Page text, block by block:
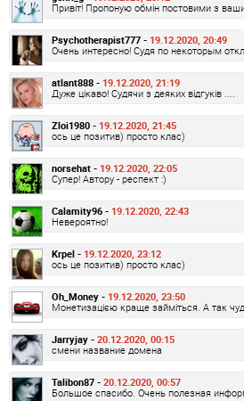
Привіт! Пропоную обмін постовими з
Psychotherapist777 - 19.12.2020, 20:49
Очень интересно! Судя по некоторым
atlant888 - 19.12.2020, 21:19
Дуже цікаво! Судячи з деяких відгуків ....
Zloi1980 - 19.12.2020, 21:45
ось це позитив) просто клас)
norsehat - 19.12.2020, 22:05
Супер! Автору - респект :)
Calamity96 - 19.12.2020, 22:43
Невероятно!
Krpel - 19.12.2020, 23:12
ось це позитив) просто клас)
Oh_Money - 19.12.2020, 23:50
Монетизацією краще займіться. А так
Jarryjay - 20.12.2020, 00:15
смени название домена
Talibon87 - 20.12.2020, 00:57
Большое спасибо. Очень полезная